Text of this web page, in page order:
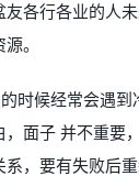
友各行各业的人
。
时候经常会遇到
，面子 并不重要
，要有失败后